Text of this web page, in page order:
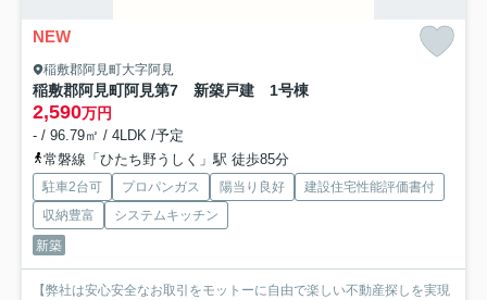
NEW
稲敷郡阿見町大字阿見
稲敷郡阿見町阿見第7 新築戸建 1号棟
2,590万円
- / 96.79㎡ / 4LDK /予定
常磐線「ひたち野うしく」駅 徒歩85分
駐車2台可 プロパンガス 陽当り良好
建設住宅性能評価書付
収納豊富
システムキッチン
新築
【弊社は安心安全なお取引をモットーに自由で楽しい不動産探しを実現